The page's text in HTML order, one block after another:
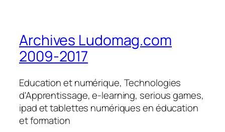
Archives Ludomag.com
2009-2017
Education et numérique, Technologies
d'Apprentissage, e-learning, serious games,
ipad et tablettes numériques en éducation
et formation